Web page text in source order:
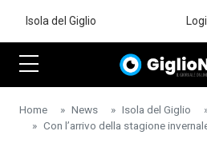
Isola del Giglio
Home News Isola del Giglio
Con l’arrivo della stagione